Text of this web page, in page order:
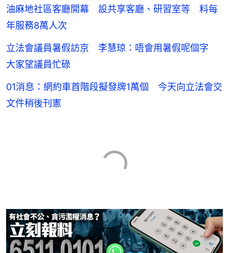
油麻地社區客廳開幕 設共享客廳、研習室等 料每
年服務8萬人次
立法會議員暑假訪京 李慧琼：唔會用暑假呢個字
大家望議員忙碌
01消息：網約車首階段擬發牌1萬個 今天向立法會交
文件稍後刊憲